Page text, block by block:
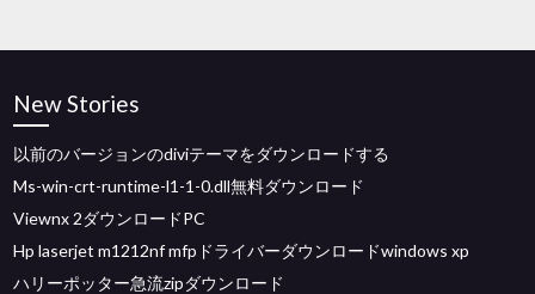
New Stories
以前のバージョンのdiviテーマをダウンロードする
Ms-win-crt-runtime-l1-1-0.dll無料ダウンロード
Viewnx 2ダウンロードPC
Hp laserjet m1212nf mfpドライバーダウンロードwindows xp
ハリーポッター急流zipダウンロード